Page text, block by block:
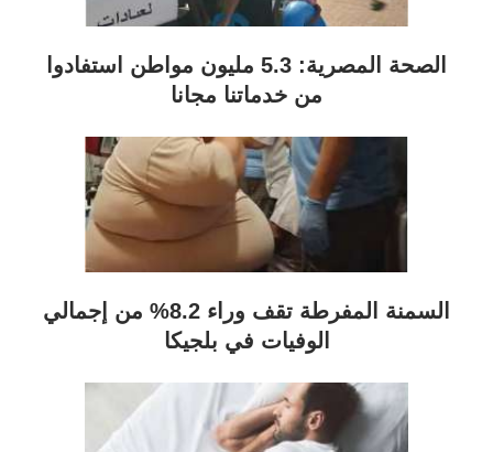
الصحة المصرية: 5.3 مليون مواطن استفادوا
من خدماتنا مجانا
السمنة المفرطة تقف وراء 8.2% من إجمالي
الوفيات في بلجيكا